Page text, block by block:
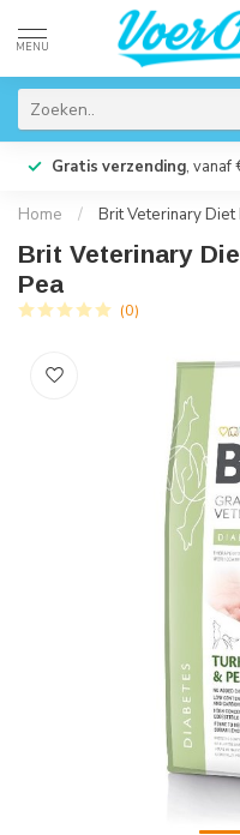
MENU
Gratis verzending, vanaf
Home / Brit Veterinary
Brit Veterinary
Pea
(0)